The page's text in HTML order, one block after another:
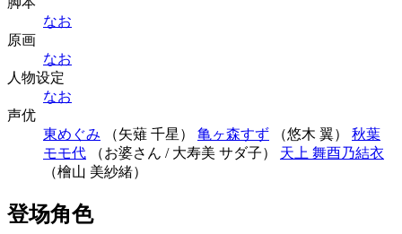
なお
原画
なお
人物设定
なお
声优
東めぐみ （矢薙 千星） 亀ヶ森すず （悠木 翼） 秋葉
モモ代 （お婆さん / 大寿美 サダ子） 天上 舞酉乃結衣
（檜山 美紗緒）
登场角色